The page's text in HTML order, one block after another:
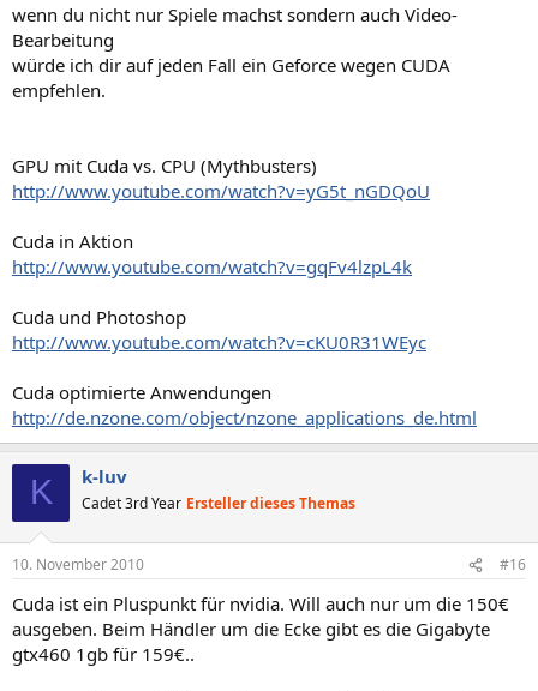
wenn du nicht nur Spiele machst sondern auch Video-
Bearbeitung
würde ich dir auf jeden Fall ein Geforce wegen CUDA
empfehlen.
GPU mit Cuda vs. CPU (Mythbusters)
http://www.youtube.com/watch?v=yG5t_nGDQoU
Cuda in Aktion
http://www.youtube.com/watch?v=gqFv4lzpL4k
Cuda und Photoshop
http://www.youtube.com/watch?v=cKU0R31WEyc
Cuda optimierte Anwendungen
http://de.nzone.com/object/nzone_applications_de.html
K k-luv
Cadet 3rd Year Ersteller dieses Themas
10. November 2010 #16
Cuda ist ein Pluspunkt für nvidia. Will auch nur um die 150€
ausgeben. Beim Händler um die Ecke gibt es die Gigabyte
gtx460 1gb für 159€..